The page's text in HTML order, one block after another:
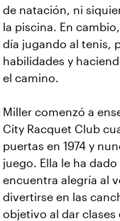
de natación, ni
la piscina. En
día jugando al tenis,
habilidades y
el camino.
Miller comenzó a
City Racquet Club
puertas en 1974 y
juego. Ella le ha
encuentra alegría al
divertirse en las
objetivo al dar clases